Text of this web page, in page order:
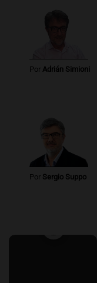
Por Adrián Simioni
Por Sergio Suppo